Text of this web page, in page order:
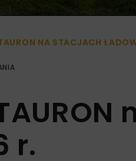
NA STACJACH
r.